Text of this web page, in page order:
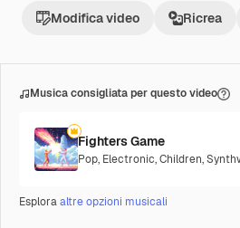
Modifica video Ricrea
Musica consigliata per questo video
Fighters Game
Pop, Electronic,Children,
Esploraaltre opzioni musicali